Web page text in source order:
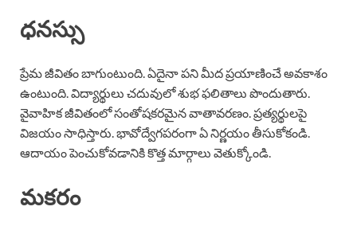
ధనస్సు
ప్రేమ జీవితం బాగుంటుంది. ఏదైనా పని మీద ప్రయాణించే అవకాశం
ఉంటుంది. విద్యార్థులు చదువులో శుభ ఫలితాలు పొందుతారు.
వైవాహిక జీవితంలో సంతోషకరమైన వాతావరణం. ప్రత్యర్థులపై
విజయం సాధిస్తారు. భావోద్వేగపరంగా ఏ నిర్ణయం తీసుకోకండి.
ఆదాయం పెంచుకోవడానికి కొత్త మార్గాలు వెతుక్కోండి.
మకరం